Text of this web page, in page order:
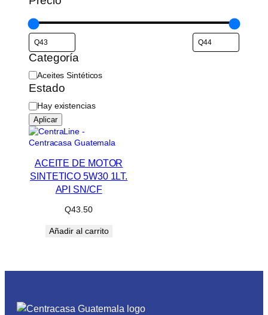
Categoría
C
a
e
o
r
Aceites Sintéticos
Estado
D
i
s
p
Hay existencias
Aplicar
ACEITE DE MOTOR
SINTETICO 5W30 1LT.
API SN/CF
Q43.50
Añadir al carrito